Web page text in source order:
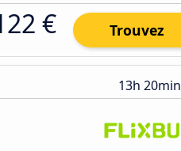
€ Trouvez
13h 20min